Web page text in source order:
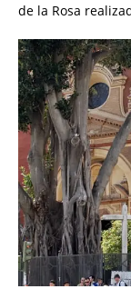
de la Rosa